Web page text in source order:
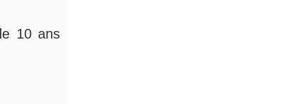
10 ans